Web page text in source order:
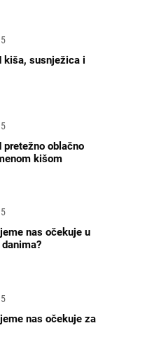
kiša, susnježica i
pretežno oblačno
kišom
nas očekuje u
nas očekuje za